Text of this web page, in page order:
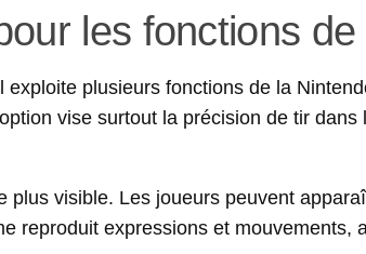
les fonctions
plusieurs fonctions de la
vise surtout la précision de tir dans
visible. Les joueurs peuvent
reproduit expressions et mouvements,